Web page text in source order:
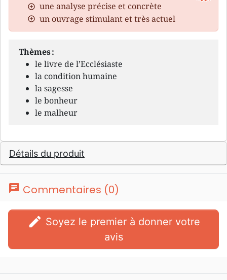
une analyse précise et concrète
un ouvrage stimulant et très actuel
Thèmes :
le livre de l’Ecclésiaste
la condition humaine
la sagesse
le bonheur
le malheur
Détails du produit
chat Commentaires (0)
edit
avis